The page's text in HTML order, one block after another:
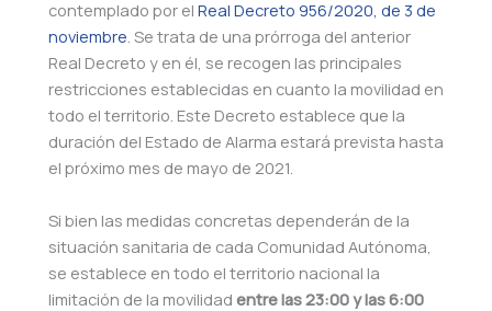
contemplado por el Real Decreto 956/2020, de 3 de
noviembre. Se trata de una prórroga del anterior
Real Decreto y en él, se recogen las principales
restricciones establecidas en cuanto la movilidad en
todo el territorio. Este Decreto establece que la
duración del Estado de Alarma estará prevista hasta
el próximo mes de mayo de 2021.
Si bien las medidas concretas dependerán de la
situación sanitaria de cada Comunidad Autónoma,
se establece en todo el territorio nacional la
limitación de la movilidad entre las 23:00 y las 6:00